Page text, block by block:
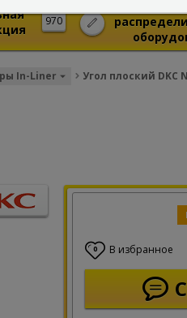
970
In-Liner Угол плоский DKC
0 В избранное